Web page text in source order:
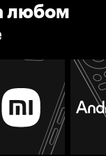
любом